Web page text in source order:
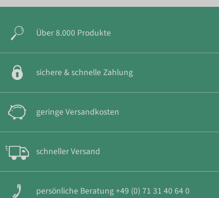
Über 8.000 Produkte
sichere & schnelle Zahlung
geringe Versandkosten
schneller Versand
persönliche Beratung +49 (0) 71 31 40 64 0